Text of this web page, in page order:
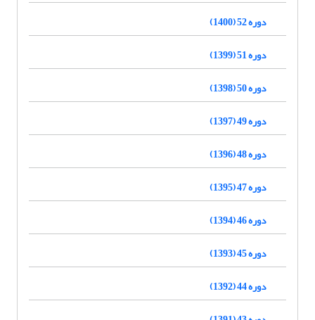
دوره 52 (1400)
دوره 51 (1399)
دوره 50 (1398)
دوره 49 (1397)
دوره 48 (1396)
دوره 47 (1395)
دوره 46 (1394)
دوره 45 (1393)
دوره 44 (1392)